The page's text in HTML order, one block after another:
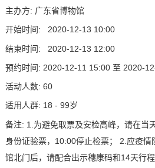
主办方: 广东省博物馆
开始时间: 2020-12-13 10:00
结束时间: 2020-12-13 12:00
预约时间: 2020-12-11 15:00 至 2020-
活动人数: 60
适用人群: 18 - 99岁
备注: 1.为避免取票及安检高峰，请在当
身份证验票，10:00停止检票； 2.应疫
馆北门后，请配合出示穗康码和14天行